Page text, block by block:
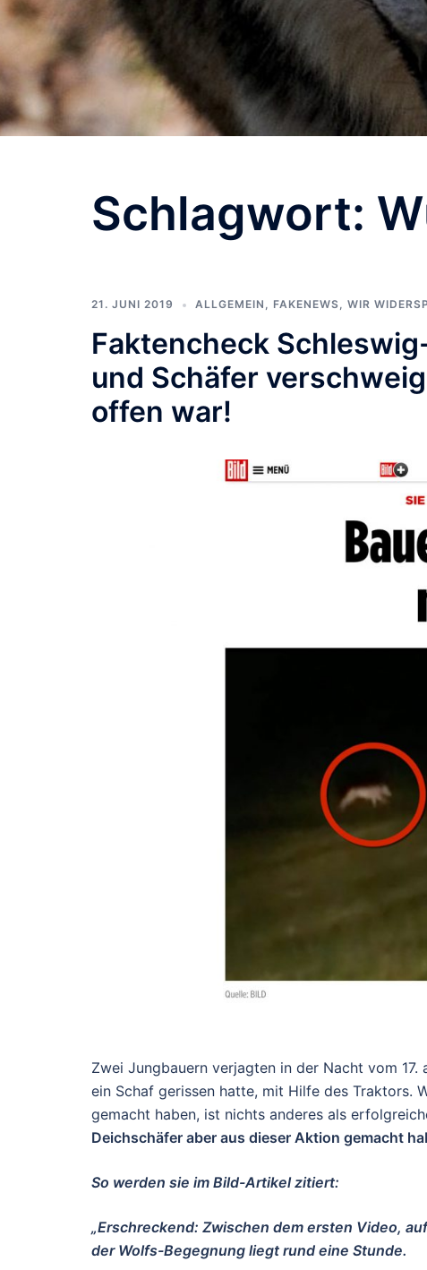
Schlagwort:
21. JUNI 2019 ALLGEMEIN , FAKENEWS, WIR
Faktencheck
und Schäfer
offen war!
Zwei Jungbauern verjagten in der Nacht vom
ein Schaf gerissen hatte, mit Hilfe des Traktors.
gemacht haben, ist nichts anderes als
Deichschäfer aber aus dieser Aktion gemacht
So werden sie im Bild-Artikel zitiert:
„Erschreckend: Zwischen dem ersten Video,
der Wolfs-Begegnung liegt rund eine Stunde.